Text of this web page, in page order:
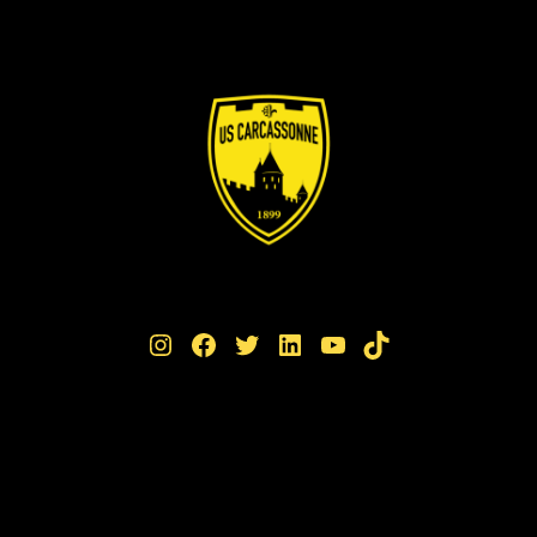
Instagram Facebook Twitter LinkedIn YouTube TikTok